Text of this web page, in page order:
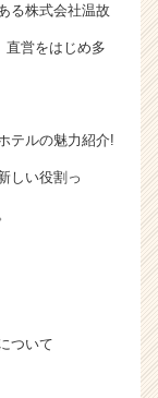
る株式会社温故
直営をはじめ多
テルの魅力紹介!
しい役割っ
ついて